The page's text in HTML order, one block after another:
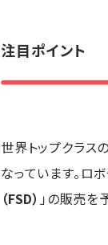
注目ポイント
世界トップクラス
なっています。ロ
（FSD） 」の販売を